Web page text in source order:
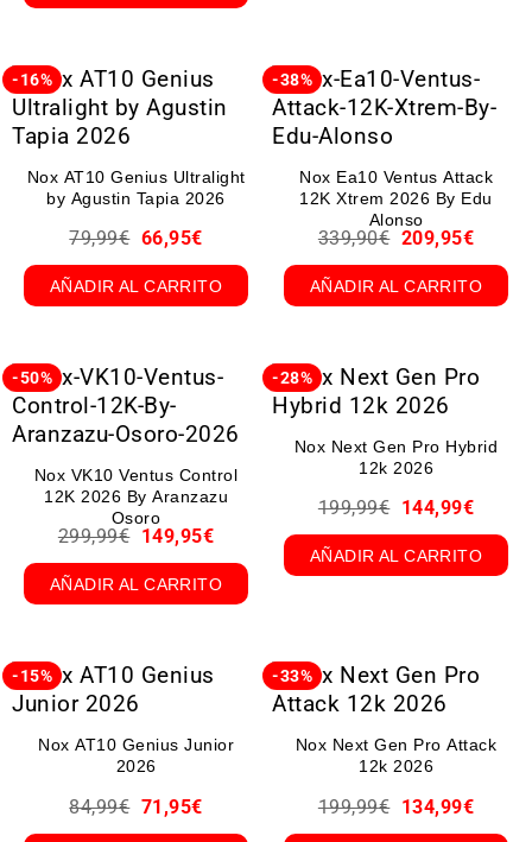
-16%
Nox AT10 Genius Ultralight
by Agustin Tapia 2026
79,99€ 66,95€
AÑADIR AL CARRITO
-38%
Nox Ea10 Ventus Attack
12K Xtrem 2026 By Edu
Alonso
339,90€ 209,95€
AÑADIR AL CARRITO
-50%
Nox VK10 Ventus Control
12K 2026 By Aranzazu
Osoro
299,99€ 149,95€
AÑADIR AL CARRITO
-28%
Nox Next Gen Pro Hybrid
12k 2026
199,99€ 144,99€
AÑADIR AL CARRITO
-15%
Nox AT10 Genius Junior
2026
84,99€ 71,95€
-33%
Nox Next Gen Pro Attack
12k 2026
199,99€ 134,99€